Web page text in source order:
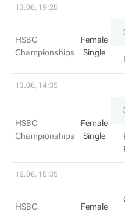
13.06, 19:20
HSBC
Championships
Female
Single
13.06, 14:35
HSBC
Championships
Female
Single
12.06, 15:35
HSBC
Female